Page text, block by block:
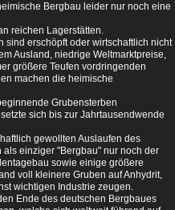
Bergbau leider nur noch eine
reichen Lagerstätten.
sind erschöpft oder wirtschaftlich nicht
Ausland, niedrige Weltmarktpreise,
größere Teufen vordringenden
machen die heimische
Grubensterben
sich bis zur Jahrtausendwende
gewollten Auslaufen des
einziger "Bergbau" nur noch der
sowie einige größere
voll kleinere Gruben auf Anhydrit,
wichtigen Industrie zeugen.
Ende des deutschen Bergbaues